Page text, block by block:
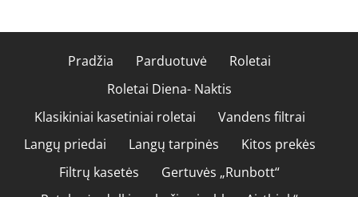
Pradžia Parduotuvė
Roletai
Roletai Diena- Naktis
Klasikiniai kasetiniai roletai
Vandens filtrai
Langų priedai
Langų tarpinės
Kitos prekės
Filtrų kasetės
Gertuvės „Runbott“